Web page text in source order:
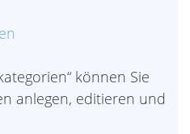
können Sie
anlegen, editieren und